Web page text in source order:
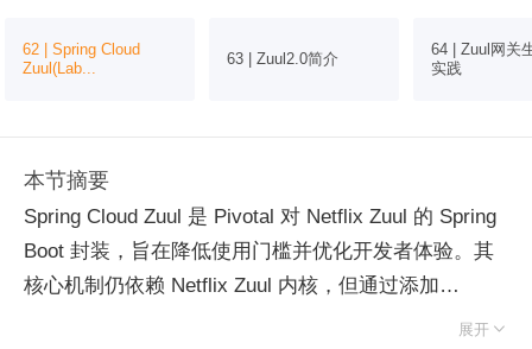
62 | Spring Cloud
Zuul(Lab...
63 | Zuul2.0简介
64 | Zuul网关
实践
本节摘要
Spring Cloud Zuul 是 Pivotal 对 Netflix Zuul 的 Spring
Boot 封装，旨在降低使用门槛并优化开发者体验。其
核心机制仍依赖 Netflix Zuul 内核，但通过添加
@EnableZuulProxy 注解即可快速启动网关，将原本基
展开 